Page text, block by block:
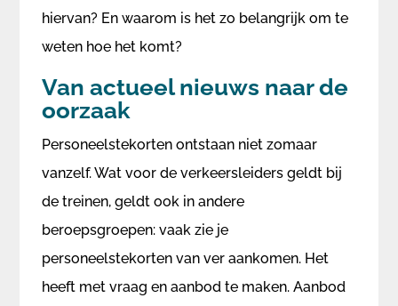
hiervan? En waarom is het zo belangrijk om te
weten hoe het komt?
Van actueel nieuws naar de
oorzaak
Personeelstekorten ontstaan niet zomaar
vanzelf. Wat voor de verkeersleiders geldt bij
de treinen, geldt ook in andere
beroepsgroepen: vaak zie je
personeelstekorten van ver aankomen. Het
heeft met vraag en aanbod te maken. Aanbod